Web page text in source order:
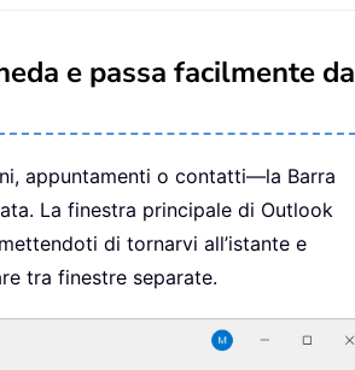
e passa facilmente da
appuntamenti o contatti—la Barra
La finestra principale di Outlook
di tornarvi all’istante e
tra finestre separate.